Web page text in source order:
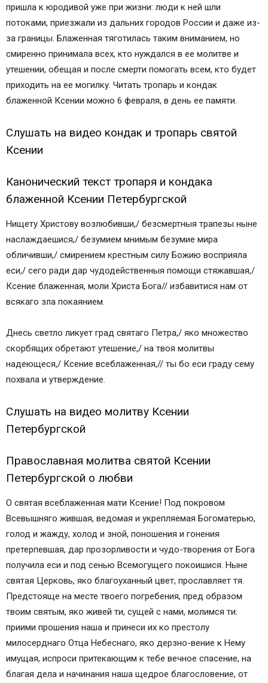
пришла к юродивой уже при жизни: люди к ней шли
потоками, приезжали из дальних городов России и даже из-
за границы. Блаженная тяготилась таким вниманием, но
смиренно принимала всех, кто нуждался в ее молитве и
утешении, обещая и после смерти помогать всем, кто будет
приходить на ее могилку. Читать тропарь и кондак
блаженной Ксении можно 6 февраля, в день ее памяти.
Слушать на видео кондак и тропарь святой
Ксении
Канонический текст тропаря и кондака
блаженной Ксении Петербургской
Нищету Христову возлюбивши,/ безсмертныя трапезы ныне
наслаждаешися,/ безумием мнимым безумие мира
обличивши,/ смирением крестным силу Божию восприяла
еси,/ сего ради дар чудодейственныя помощи стяжавшая,/
Ксение блаженная, моли Христа Бога// избавитися нам от
всякаго зла покаянием.
Днесь светло ликует град святаго Петра,/ яко множество
скорбящих обретают утешение,/ на твоя молитвы
надеющеся,/ Ксение всеблаженная,// ты бо еси граду сему
похвала и утверждение.
Слушать на видео молитву Ксении
Петербургской
Православная молитва святой Ксении
Петербургской о любви
О святая всеблаженная мати Ксение! Под покровом
Всевышняго жившая, ведомая и укрепляемая Богоматерью,
голод и жажду, холод и зной, поношения и гонения
претерпевшая, дар прозорливости и чудо-творения от Бога
получила еси и под сенью Всемогущего покоишися. Ныне
святая Церковь, яко благоуханный цвет, прославляет тя.
Предстояще на месте твоего погребения, пред образом
твоим святым, яко живей ти, сущей с нами, молимся ти:
приими прошения наша и принеси их ко престолу
милосерднаго Отца Небеснаго, яко дерзно-вение к Нему
имущая, испроси притекающим к тебе вечное спасение, на
благая дела и начинания наша щедрое благословение, от